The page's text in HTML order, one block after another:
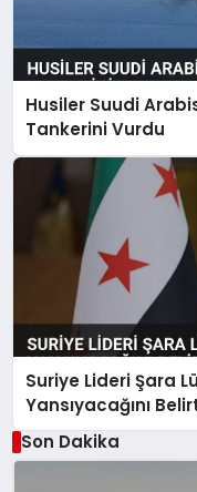
Husiler Suudi
Tankerini Vurdu
Suriye Lideri Şara
Yansıyacağını
Son Dakika